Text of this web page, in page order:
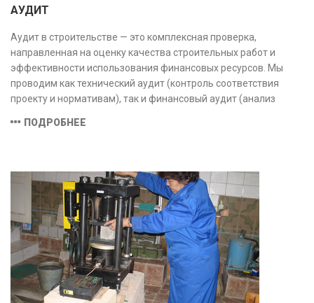
АУДИТ
Аудит в строительстве — это комплексная проверка,
направленная на оценку качества строительных работ и
эффективности использования финансовых ресурсов. Мы
проводим как технический аудит (контроль соответствия
проекту и нормативам), так и финансовый аудит (анализ
безопасность и экономическую обоснованность проекта.
ПОДРОБНЕЕ